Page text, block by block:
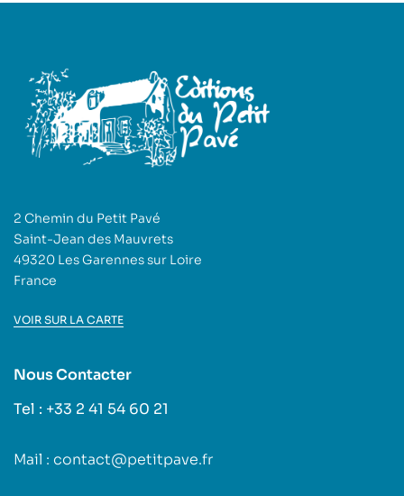
2 Chemin du Petit Pavé
Saint-Jean des Mauvrets
49320 Les Garennes sur Loire
France
VOIR SUR LA CARTE
Nous Contacter
Tel : +33 2 41 54 60 21
Mail : contact@petitpave.fr